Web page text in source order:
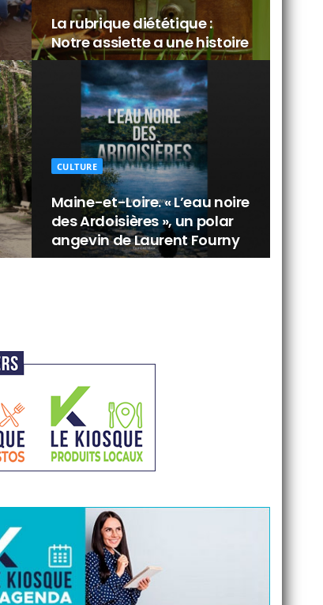
La rubrique diététique :
Notre assiette a une histoire
CULTURE
Maine-et-Loire. « L’eau noire
des Ardoisières », un polar
angevin de Laurent Fourny